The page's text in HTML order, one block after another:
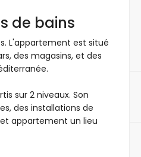
de bains
L'appartement est situé
des magasins, et des
sur 2 niveaux. Son
des installations de
appartement un lieu